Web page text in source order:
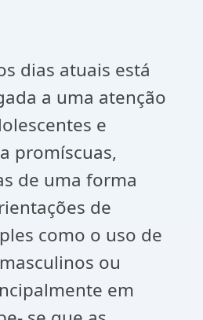
dias atuais está
a uma atenção
e
promíscuas,
de uma forma
de
como o uso de
ou
em